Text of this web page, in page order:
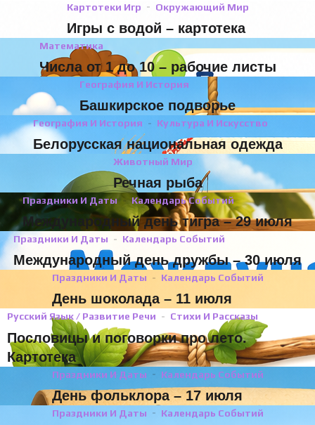
Картотеки Игр Окружающий Мир
Игры с водой – картотека
Математика
Числа от 1 до 10 – рабочие листы
География И История
Башкирское подворье
География И История Культура И Искусство
Белорусская национальная одежда
Животный Мир
Речная рыба
Праздники И Даты Календарь Событий
Международный день тигра – 29 июля
Праздники И Даты Календарь Событий
Международный день дружбы – 30 июля
Праздники И Даты Календарь Событий
День шоколада – 11 июля
Русский Язык / Развитие Речи Стихи И Рассказы
Пословицы и поговорки про лето.
Картотека
Праздники И Даты Календарь Событий
День фольклора – 17 июля
Праздники И Даты Календарь Событий